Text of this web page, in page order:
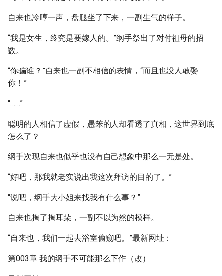
自来也冷哼一声，盘腿坐了下来，一副生气的样子。
“我是女生，终究是要嫁人的。”纲手祭出了对付祖母的招
数。
“你骗谁？”自来也一副不相信的表情，“而且也没人敢娶
你！”
“……”
聪明的人相信了虚假，愚笨的人却看透了真相，这世界到底
怎么了？
纲手次现自来也似乎也没有自己想象中那么一无是处。
“好吧，那我就老实说出我这次拜访的目的了。”
“说吧，纲手大小姐来找我有什么事？”
自来也掏了掏耳朵，一副不以为然的模样。
“自来也，我们一起去浴室偷窥吧。”最新网址：
第003章 我的纲手不可能那么下作（改）